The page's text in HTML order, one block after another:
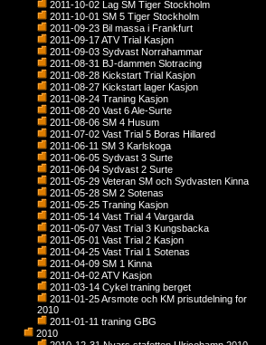
2011-10-02 Lag SM Tiger Stockholm
2011-10-01 SM 5 Tiger Stockholm
2011-09-23 Bil massa i Frankfurt
2011-09-17 ATV Trial Kasjon
2011-09-03 Sydvast Norrahammar
2011-08-31 BJ-dammen Slotracing
2011-08-28 Kickstart Trial Kasjon
2011-08-27 Kickstart lager Kasjon
2011-08-24 Traning Kasjon
2011-08-20 Vast 6 Ale-Surte
2011-08-06 SM 4 Husum
2011-07-02 Vast Trial 5 Boras Hillared
2011-06-11 SM 3 Karlskoga
2011-06-05 Sydvast 3 Surte
2011-06-04 Sydvast 2 Surte
2011-05-29 Veteran SM och Sydvasten Kinna
2011-05-28 SM 2 Sotenas
2011-05-25 Traning Kasjon
2011-05-14 Vast Trial 4 Vargarda
2011-05-07 Vast Trial 3 Kungsbacka
2011-05-01 Vast Trial 2 Kasjon
2011-04-25 Vast Trial 1 Sotenas
2011-04-09 SM 1 Kinna
2011-04-02 ATV Kasjon
2011-03-14 Cykel traning berget
2011-01-25 Arsmote och KM prisutdelning for
2010
2011-01-11 traning GBG
2010